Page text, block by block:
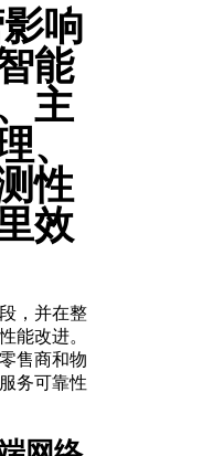
响
能
主
、
性
效
，并在整
能改进。
售商和物
务可靠性